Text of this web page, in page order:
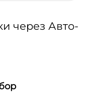
через Авто-